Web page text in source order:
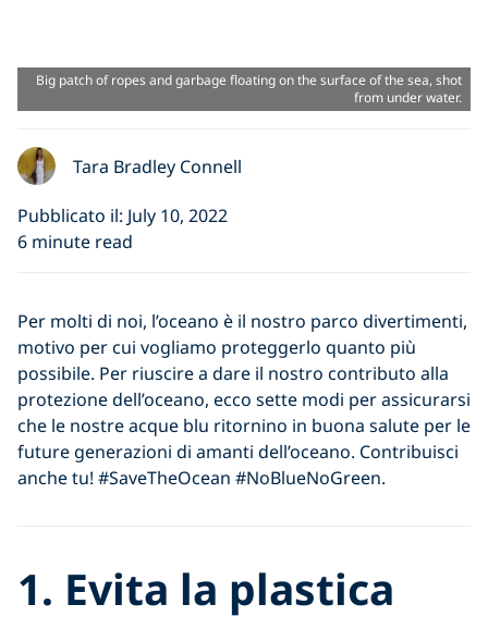
Big patch of ropes and garbage floating on the surface of the sea, shot
from under water.
Tara Bradley Connell
Pubblicato il: July 10, 2022
6 minute read
Per molti di noi, l’oceano è il nostro parco divertimenti,
motivo per cui vogliamo proteggerlo quanto più
possibile. Per riuscire a dare il nostro contributo alla
protezione dell’oceano, ecco sette modi per assicurarsi
che le nostre acque blu ritornino in buona salute per le
future generazioni di amanti dell’oceano. Contribuisci
anche tu! #SaveTheOcean #NoBlueNoGreen.
1. Evita la plastica